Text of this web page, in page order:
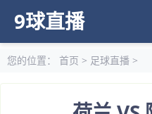
9球直播
您的位置： 首页 > 足球直播 >